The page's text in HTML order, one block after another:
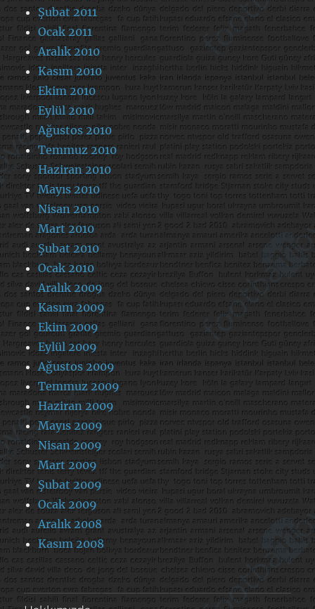
Şubat 2011
Ocak 2011
Aralık 2010
Kasım 2010
Ekim 2010
Eylül 2010
Ağustos 2010
Temmuz 2010
Haziran 2010
Mayıs 2010
Nisan 2010
Mart 2010
Şubat 2010
Ocak 2010
Aralık 2009
Kasım 2009
Ekim 2009
Eylül 2009
Ağustos 2009
Temmuz 2009
Haziran 2009
Mayıs 2009
Nisan 2009
Mart 2009
Şubat 2009
Ocak 2009
Aralık 2008
Kasım 2008